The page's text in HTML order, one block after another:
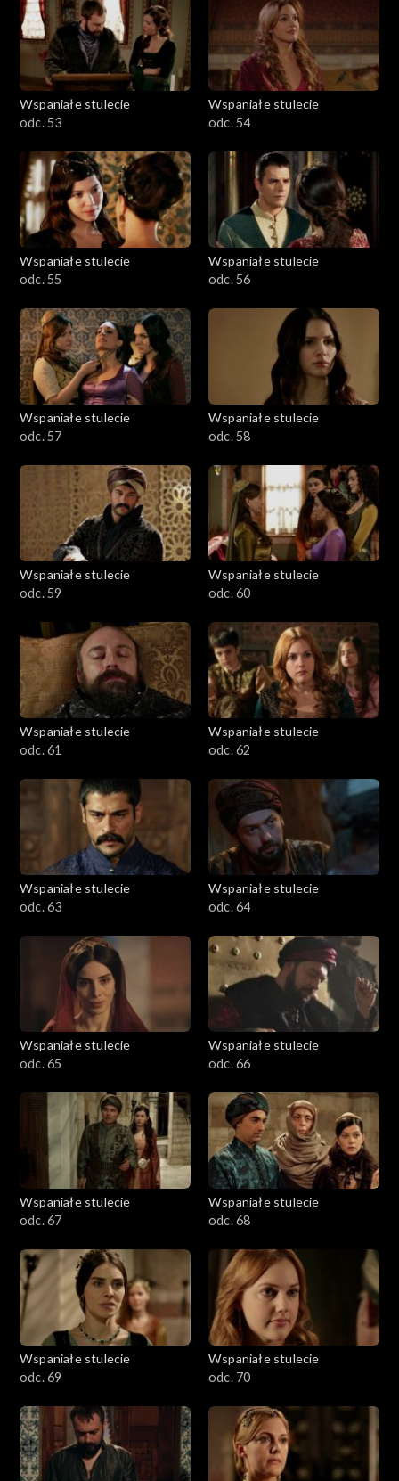
Wspaniałe stulecie
odc. 53
Wspaniałe stulecie
odc. 54
Wspaniałe stulecie
odc. 55
Wspaniałe stulecie
odc. 56
Wspaniałe stulecie
odc. 57
Wspaniałe stulecie
odc. 58
Wspaniałe stulecie
odc. 59
Wspaniałe stulecie
odc. 60
Wspaniałe stulecie
odc. 61
Wspaniałe stulecie
odc. 62
Wspaniałe stulecie
odc. 63
Wspaniałe stulecie
odc. 64
Wspaniałe stulecie
odc. 65
Wspaniałe stulecie
odc. 66
Wspaniałe stulecie
odc. 67
Wspaniałe stulecie
odc. 68
Wspaniałe stulecie
odc. 69
Wspaniałe stulecie
odc. 70